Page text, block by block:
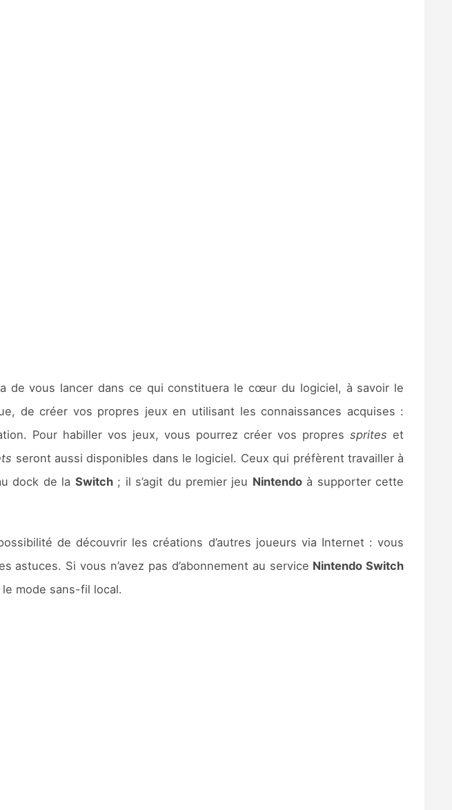
de vous lancer dans ce qui constituera le cœur du logiciel, à savoir le
de créer vos propres jeux en utilisant les connaissances acquises :
Pour habiller vos jeux, vous pourrez créer vos propressprites et
seront aussi disponibles dans le logiciel. Ceux qui préfèrent travailler à
dock de la Switch; il s’agit du premier jeu Nintendoà supporter cette
de découvrir les créations d’autres joueurs via Internet : vous
Si vous n’avez pas d’abonnement au service Nintendo Switch
mode sans-fil local.